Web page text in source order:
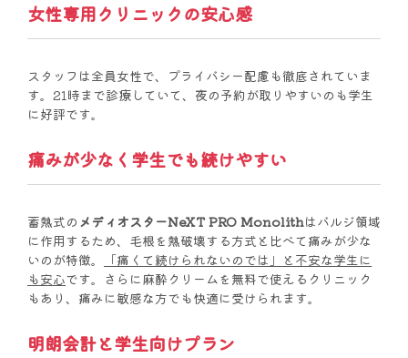
女性専用クリニックの安心感
スタッフは全員女性で、プライバシー配慮も徹底されていま
す。21時まで診療していて、夜の予約が取りやすいのも学生
に好評です。
痛みが少なく学生でも続けやすい
蓄熱式の メディオスターNeXT PRO Monolithはバルジ領域
に作用するため、毛根を熱破壊する方式と比べて痛みが少な
いのが特徴。
「痛くて続けられないのでは」と不安な学生に
も安心です。さらに麻酔クリームを無料で使えるクリニック
もあり、痛みに敏感な方でも快適に受けられます。
明朗会計と学生向けプラン